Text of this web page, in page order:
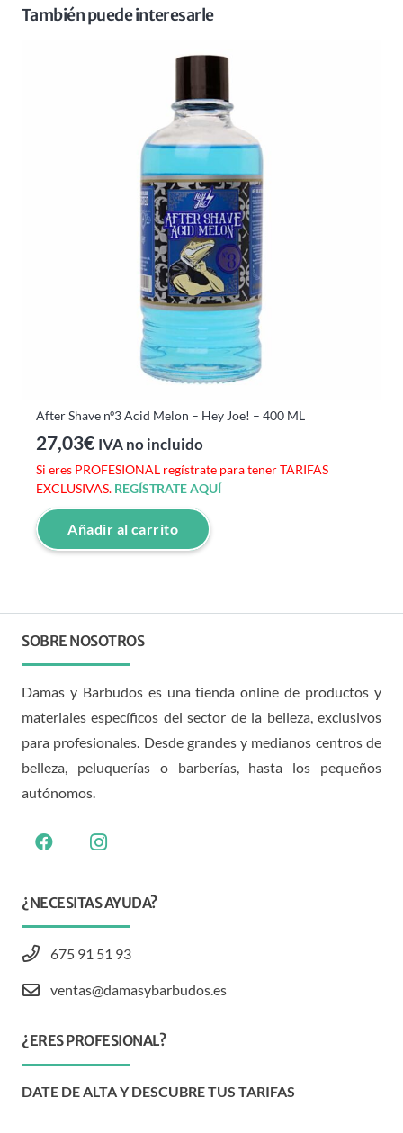
También puede interesarle
After Shave nº3 Acid Melon – Hey Joe! – 400 ML
27,03€ IVA no incluido
Si eres PROFESIONAL regístrate para tener TARIFAS
EXCLUSIVAS. REGÍSTRATE AQUÍ
Añadir al carrito
SOBRE NOSOTROS
Damas y Barbudos es una tienda online de productos y
materiales específicos del sector de la belleza, exclusivos
para profesionales. Desde grandes y medianos centros de
belleza, peluquerías o barberías, hasta los pequeños
autónomos.
¿NECESITAS AYUDA?
675 91 51 93
ventas@damasybarbudos.es
¿ERES PROFESIONAL?
DATE DE ALTA Y DESCUBRE TUS TARIFAS